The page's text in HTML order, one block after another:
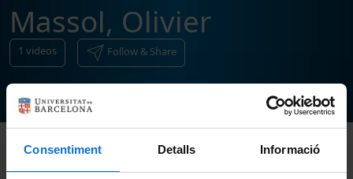
Consentiment Detalls Informació
Massol, Olivier
1 videos Follow & Share
Sort